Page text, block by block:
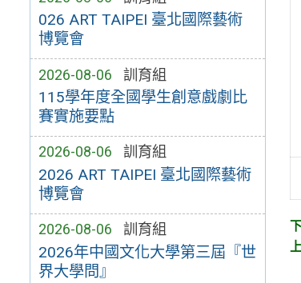
026 ART TAIPEI 臺北國際藝術
博覽會
2026-08-06 訓育組
115學年度全國學生創意戲劇比
賽實施要點
2026-08-06 訓育組
2026 ART TAIPEI 臺北國際藝術
博覽會
2026-08-06 訓育組
2026年中國文化大學第三屆『世
界大學問』